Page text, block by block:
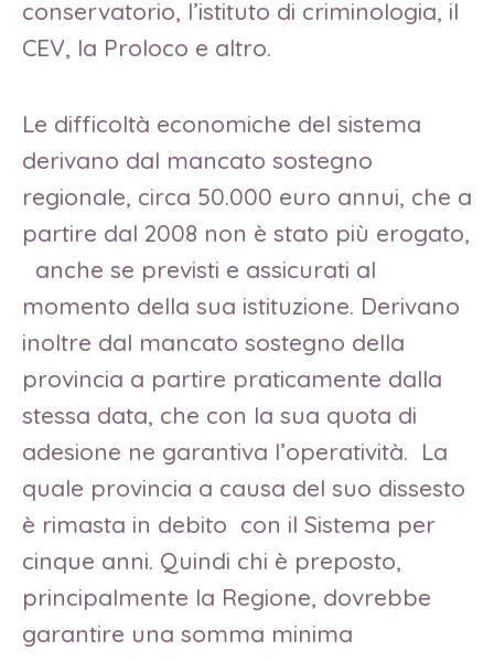
conservatorio, l’istituto di criminologia, il
CEV, la Proloco e altro.
Le difficoltà economiche del sistema
derivano dal mancato sostegno
regionale, circa 50.000 euro annui, che a
partire dal 2008 non è stato più erogato,
anche se previsti e assicurati al
momento della sua istituzione. Derivano
inoltre dal mancato sostegno della
provincia a partire praticamente dalla
stessa data, che con la sua quota di
adesione ne garantiva l’operatività. La
quale provincia a causa del suo dissesto
è rimasta in debito con il Sistema per
cinque anni. Quindi chi è preposto,
principalmente la Regione, dovrebbe
garantire una somma minima